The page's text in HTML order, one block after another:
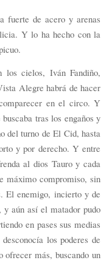
fuerte de acero y arenas
Y lo ha hecho con la
los cielos, Iván Fandiño,
Alegre habrá de hacer
en el circo. Y
tras los engaños y
del turno de El Cid, hasta
y por derecho. Y entre
al dios Tauro y cada
máximo compromiso, sin
El enemigo, incierto y de
y aún así el matador pudo
en pases sus medias
los poderes de
ofrecer más, buscando un